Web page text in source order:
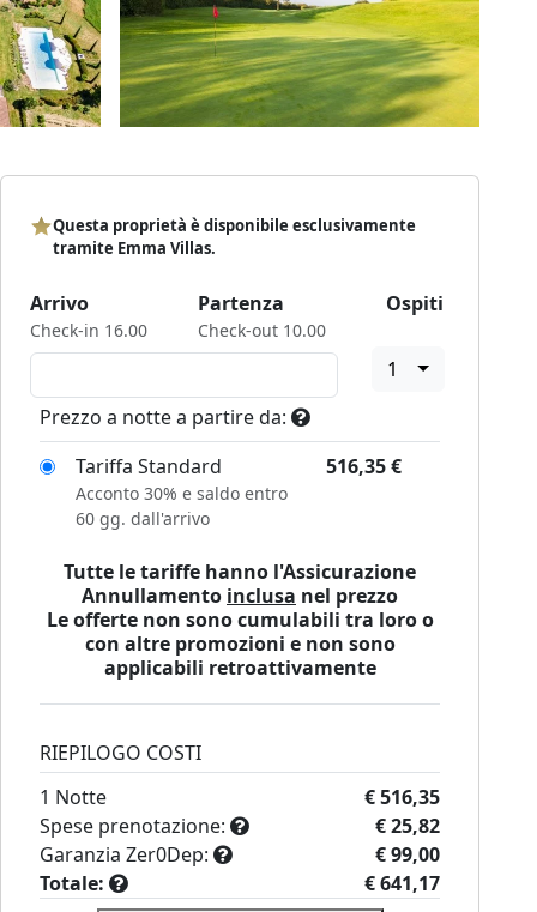
Questa proprietà è disponibile esclusivamente
tramite Emma Villas.
Arrivo
Check-in 16.00
Partenza
Check-out 10.00
Ospiti
1
Prezzo a notte a partire da:
Tariffa Standard
516,35€
Acconto 30% e saldo entro
60 gg. dall'arrivo
Tutte le tariffe hanno l'Assicurazione
Annullamento inclusa nel prezzo
Le offerte non sono cumulabili tra loro o
con altre promozioni e non sono
applicabili retroattivamente
RIEPILOGO COSTI
1 Notte
€ 516,35
Spese prenotazione:
€ 25,82
Garanzia Zer0Dep:
€ 99,00
Totale:
€ 641,17